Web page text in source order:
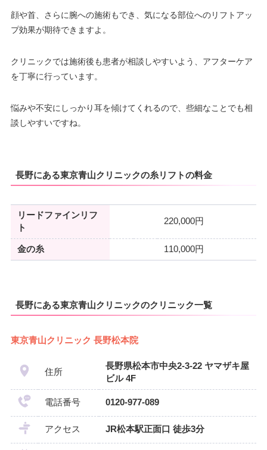
顔や首、さらに腕への施術もでき、気になる部位へのリフトアッ
プ効果が期待できますよ。
クリニックでは施術後も患者が相談しやすいよう、アフターケア
を丁寧に行っています。
悩みや不安にしっかり耳を傾けてくれるので、些細なことでも相
談しやすいですね。
長野にある東京青山クリニックの糸リフトの料金
リードファインリフ
ト
220,000円
金の糸 110,000円
長野にある東京青山クリニックのクリニック一覧
東京青山クリニック 長野松本院
住所
長野県松本市中央2-3-22 ヤマザキ屋
ビル 4F
電話番号 0120-977-089
アクセス JR松本駅正面口 徒歩3分